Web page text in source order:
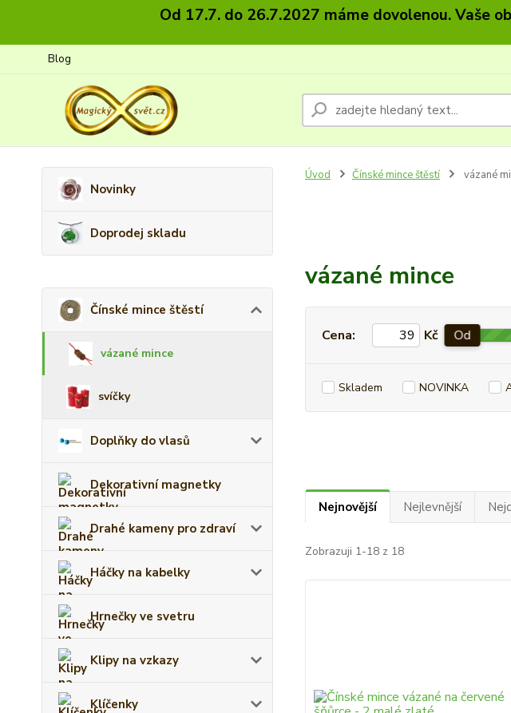
Od 17.7. do 26.7.2027 máme dovolenou. Vaše
Blog
Novinky
Doprodej skladu
Čínské mince štěstí
vázané mince
svíčky
Doplňky do vlasů
Dekorativní magnetky
Drahé kameny pro zdraví
Háčky na kabelky
Hrnečky ve svetru
Klipy na vzkazy
Klíčenky
Úvod Čínské mince štěstí vázané
vázané mince
Cena: Kč Od
Skladem NOVINKA
Nejnovější Nejlevnější
Zobrazuji 1-18 z 18